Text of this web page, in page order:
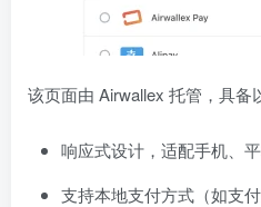
该页面由 Airwallex 托管，具备
响应式设计，适配手机、
支持本地支付方式（如支